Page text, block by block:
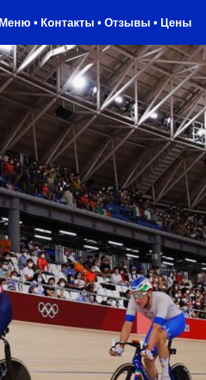
Меню • Контакты • Отзывы • Цены